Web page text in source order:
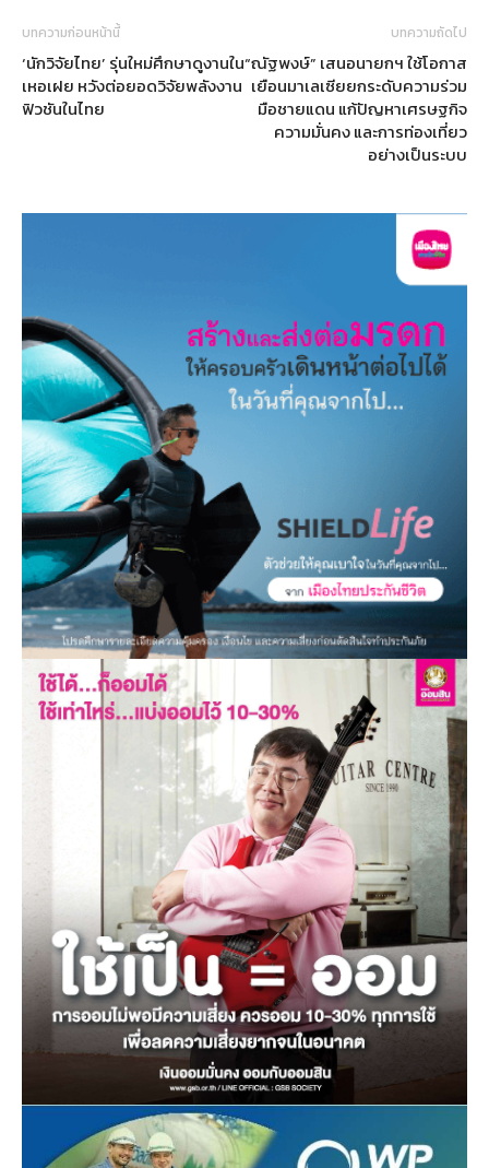
บทความก่อนหน้านี้
‘นักวิจัยไทย’ รุ่นใหม่ศึกษาดูงานใน
เหอเฝย หวังต่อยอดวิจัยพลังงาน
ฟิวชันในไทย
บทความถัดไป
“ณัฐพงษ์” เสนอนายกฯ ใช้โอกาส
เยือนมาเลเซียยกระดับความร่วม
มือชายแดน แก้ปัญหาเศรษฐกิจ
ความมั่นคง และการท่องเที่ยว
อย่างเป็นระบบ